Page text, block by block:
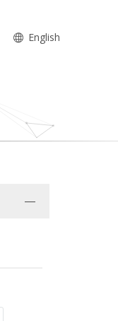
English